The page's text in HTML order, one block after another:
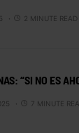
2 MINUTE READ
“SI NO ES
7 MINUTE